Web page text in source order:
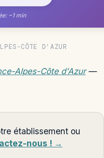
~1 min
CÔTE D'AZUR
Alpes-Côte d'Azur—
établissement ou
nous ! →